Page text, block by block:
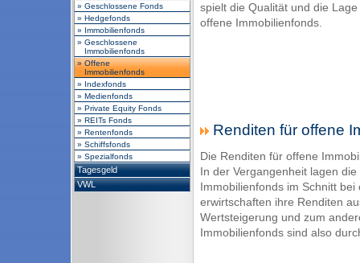
» Geschlossene Fonds
» Hedgefonds
» Immobilienfonds
» Geschlossene
Immobilienfonds
» Offene
Immobilienfonds
» Indexfonds
» Medienfonds
» Private Equity Fonds
» REITs Fonds
» Rentenfonds
» Schiffsfonds
» Spezialfonds
Tagesgeld
VWL
spielt die Qualität und die
offene Immobilienfonds.
Renditen für offene
Die Renditen für offene
In der Vergangenheit lagen
Immobilienfonds im Schnitt
erwirtschaften ihre Renditen
Wertsteigerung und zum
Immobilienfonds sind also